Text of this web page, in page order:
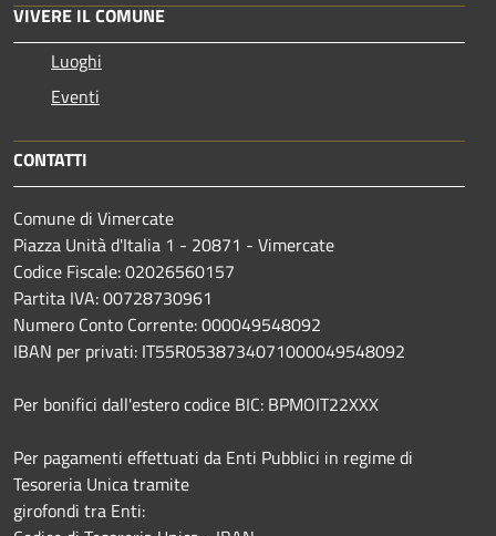
VIVERE IL COMUNE
Luoghi
Eventi
CONTATTI
Comune di Vimercate
Piazza Unità d'Italia 1 - 20871 - Vimercate
Codice Fiscale: 02026560157
Partita IVA: 00728730961
Numero Conto Corrente: 000049548092
IBAN per privati: IT55R0538734071000049548092
Per bonifici dall'estero codice BIC: BPMOIT22XXX
Per pagamenti effettuati da Enti Pubblici in regime di
Tesoreria Unica tramite
girofondi tra Enti: